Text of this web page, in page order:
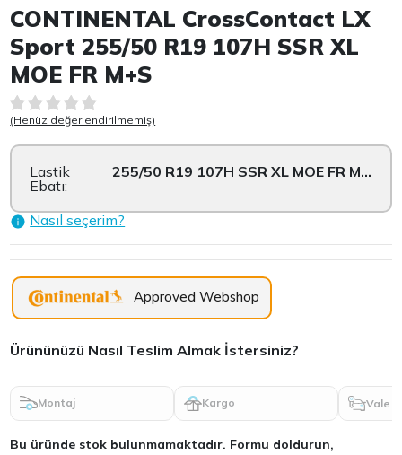
Item 1 of 1
CONTINENTAL CrossContact LX
Sport 255/50 R19 107H SSR XL
MOE FR M+S
(Henüz değerlendirilmemiş)
Lastik
Ebatı:
255/50 R19 107H SSR XL MOE FR M+S
Nasıl seçerim?
Approved Webshop
Ürününüzü Nasıl Teslim Almak İstersiniz?
Montaj Kargo Vale
Bu üründe stok bulunmamaktadır. Formu doldurun,